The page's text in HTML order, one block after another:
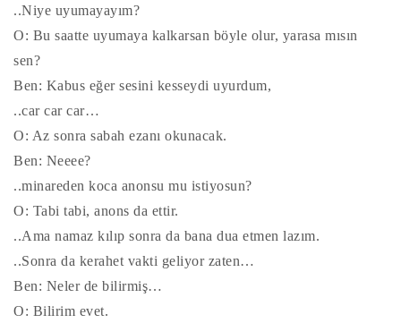
..Niye uyumayayım?
O: Bu saatte uyumaya kalkarsan böyle olur, yarasa mısın
sen?
Ben: Kabus eğer sesini kesseydi uyurdum,
..car car car…
O: Az sonra sabah ezanı okunacak.
Ben: Neeee?
..minareden koca anonsu mu istiyosun?
O: Tabi tabi, anons da ettir.
..Ama namaz kılıp sonra da bana dua etmen lazım.
..Sonra da kerahet vakti geliyor zaten…
Ben: Neler de bilirmiş…
O: Bilirim evet.